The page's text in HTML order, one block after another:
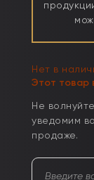
Нет в
Этот товар
Не
уведомим
продаже.